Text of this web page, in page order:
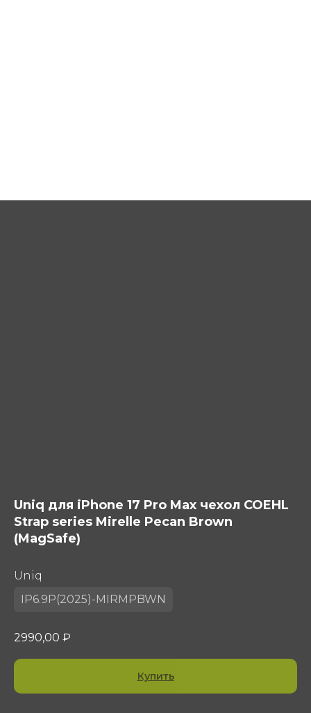
Uniq для iPhone 17 Pro Max чехол COEHL
Strap series Mirelle Pecan Brown
(MagSafe)
Uniq
IP6.9P(2025)-MIRMPBWN
2990,00 ₽
Купить